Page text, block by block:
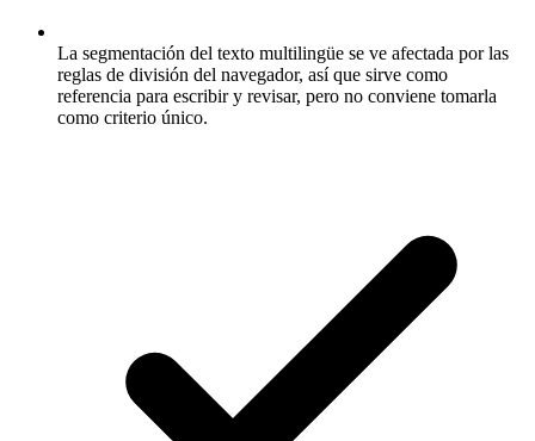
La segmentación del texto multilingüe se ve afectada por las
reglas de división del navegador, así que sirve como
referencia para escribir y revisar, pero no conviene tomarla
como criterio único.